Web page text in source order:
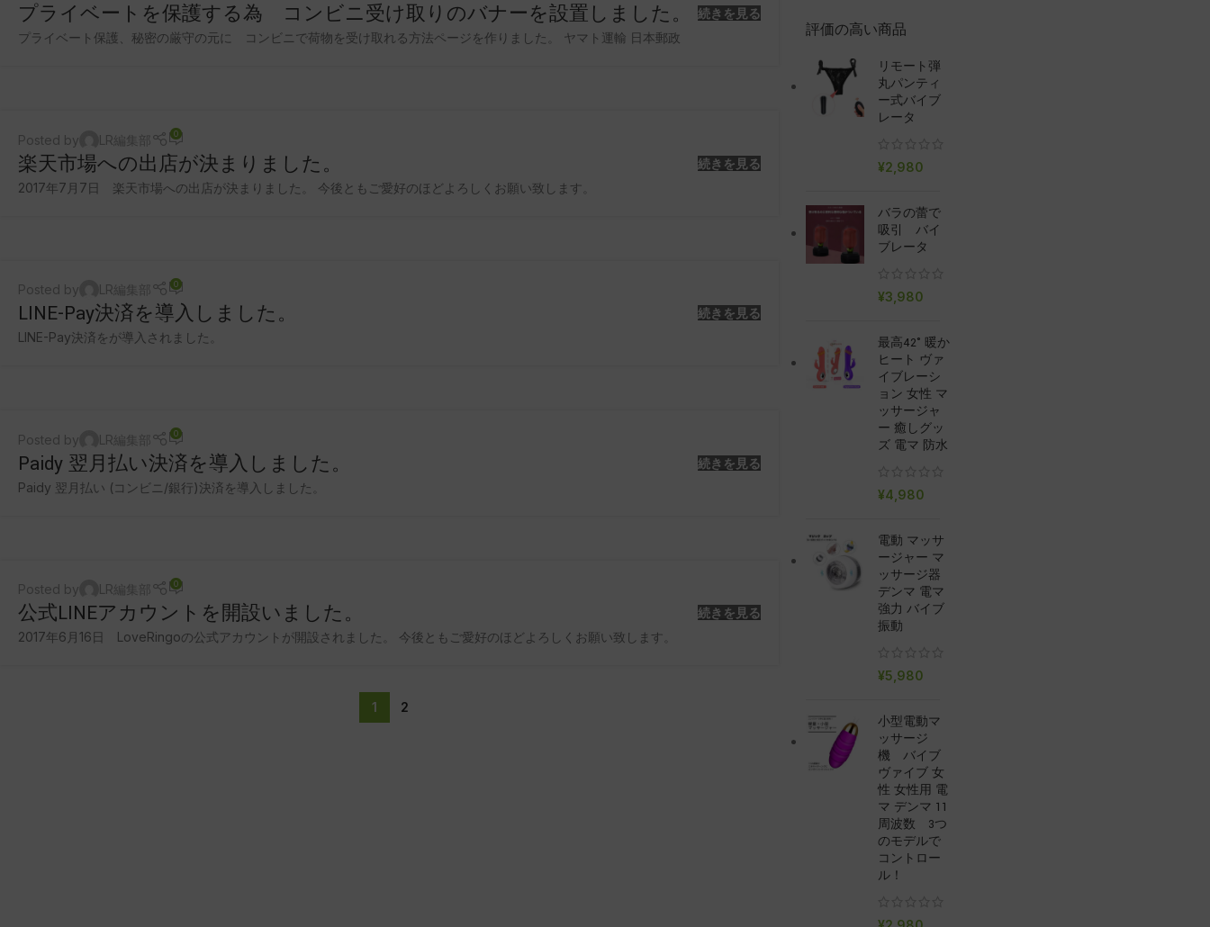
プライベートを保護する為 コンビニ受け取りのバナーを設置しました。
プライベート保護、秘密の厳守の元に コンビニで荷物を受け取れる方法ページを作りました。 ヤマト運輸 日本郵政
続きを見る
Posted by LR編集部 0
楽天市場への出店が決まりました。
2017年7月7日 楽天市場への出店が決まりました。 今後ともご愛好のほどよろしくお願い致します。
続きを見る
Posted by LR編集部 0
LINE-Pay決済を導入しました。
LINE-Pay決済をが導入されました。
続きを見る
Posted by LR編集部 0
Paidy 翌月払い決済を導入しました。
Paidy 翌月払い (コンビニ/銀行)決済を導入しました。
続きを見る
Posted by LR編集部 0
公式LINEアカウントを開設いました。
2017年6月16日 LoveRingoの公式アカウントが開設されました。 今後ともご愛好のほどよろしくお願い致します。
続きを見る
1 2
評価の高い商品
リモート弾
丸パンティ
ー式バイブ
レータ
¥2,980
バラの蕾で
吸引 バイ
ブレータ
¥3,980
最高42° 暖か
ヒート ヴァ
イブレーシ
ョン 女性 マ
ッサージャ
ー 癒しグッ
ズ 電マ 防水
¥4,980
電動 マッサ
ージャー マ
ッサージ器
デンマ 電マ
強力 バイブ
振動
¥5,980
小型電動マ
ッサージ
機 バイブ
ヴァイブ 女
性 女性用 電
マ デンマ 11
周波数 3つ
のモデルで
コントロー
ル！